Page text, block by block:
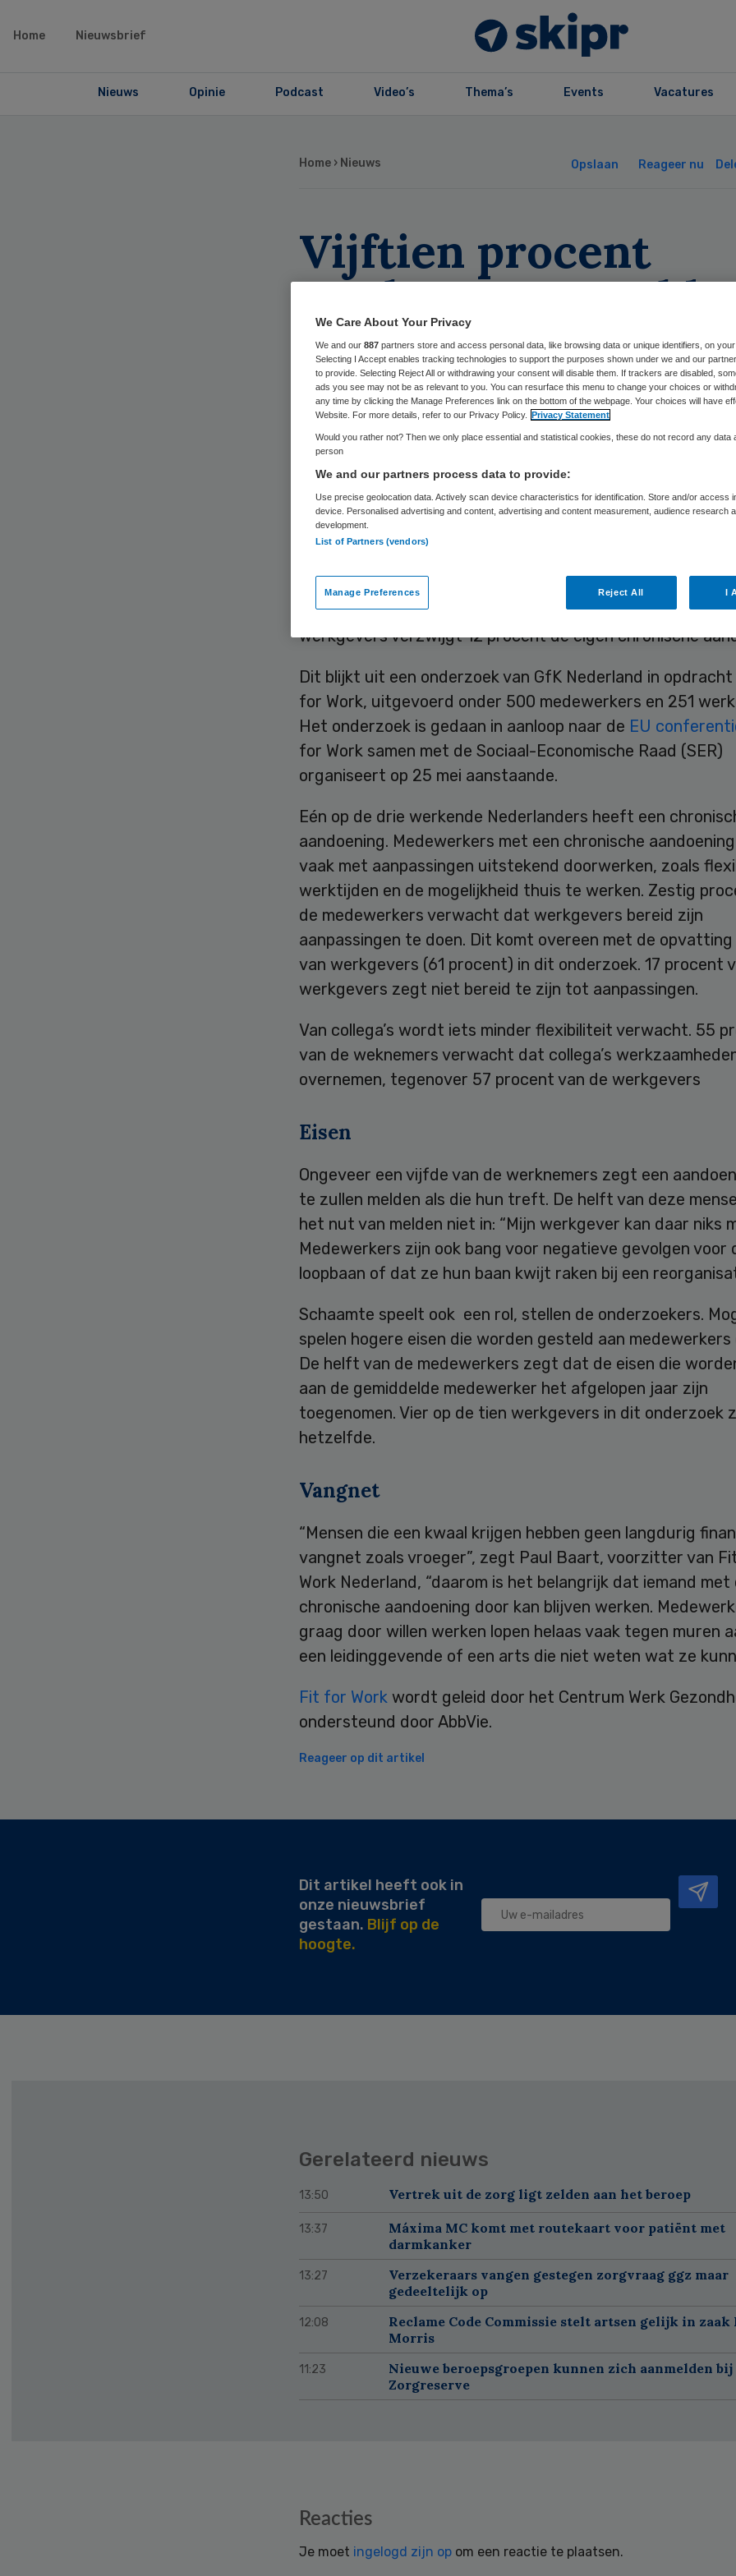
Home Nieuwsbrief
Nieuws Opinie Podcast Video’s Thema’s Events Vacatures
Home › Nieuws Opslaan Reageer nu
Vijftien procent
werknemers meldt
chronische
aandoening niet
Het overgrote deel van de werknemers verwacht dat de
chronische aandoening. Toch heeft nog 15 procent
zijn of haar aandoening niet bij de werkgever gemeld. Van
werkgevers verzwijgt 12 procent de eigen chronische
Dit blijkt uit een onderzoek van GfK Nederland in
for Work, uitgevoerd onder 500 medewerkers en 251
Het onderzoek is gedaan in aanloop naar de EU
for Work samen met de Sociaal-Economische Raad (SER)
organiseert op 25 mei aanstaande.
Eén op de drie werkende Nederlanders heeft een
aandoening. Medewerkers met een chronische
vaak met aanpassingen uitstekend doorwerken, zoals
werktijden en de mogelijkheid thuis te werken. Zestig
de medewerkers verwacht dat werkgevers bereid zijn
aanpassingen te doen. Dit komt overeen met de
van werkgevers (61 procent) in dit onderzoek. 17 procent
werkgevers zegt niet bereid te zijn tot aanpassingen.
Van collega’s wordt iets minder flexibiliteit verwacht. 55
van de weknemers verwacht dat collega’s
overnemen, tegenover 57 procent van de werkgevers
Eisen
Ongeveer een vijfde van de werknemers zegt een
te zullen melden als die hun treft. De helft van deze
het nut van melden niet in: “Mijn werkgever kan daar niks
Medewerkers zijn ook bang voor negatieve gevolgen voor
loopbaan of dat ze hun baan kwijt raken bij een
Schaamte speelt ook een rol, stellen de onderzoekers.
spelen hogere eisen die worden gesteld aan medewerkers
De helft van de medewerkers zegt dat de eisen die
aan de gemiddelde medewerker het afgelopen jaar zijn
toegenomen. Vier op de tien werkgevers in dit onderzoek
hetzelfde.
Vangnet
“Mensen die een kwaal krijgen hebben geen langdurig
vangnet zoals vroeger”, zegt Paul Baart, voorzitter van
Work Nederland, “daarom is het belangrijk dat iemand met
chronische aandoening door kan blijven werken.
graag door willen werken lopen helaas vaak tegen muren
een leidinggevende of een arts die niet weten wat ze
Fit for Work wordt geleid door het Centrum Werk
ondersteund door AbbVie.
Reageer op dit artikel
Dit artikel heeft ook in
onze nieuwsbrief
gestaan. Blijf op de
hoogte.
Gerelateerd nieuws
13:50 Vertrek uit de zorg ligt zelden aan het beroep
13:37
Máxima MC komt met routekaart voor patiënt met
darmkanker
13:27
Verzekeraars vangen gestegen zorgvraag ggz maar
gedeeltelijk op
12:08
Reclame Code Commissie stelt artsen gelijk in
Morris
11:23
Nieuwe beroepsgroepen kunnen zich aanmelden
Zorgreserve
Reacties
Je moet ingelogd zijn op om een reactie te plaatsen.
We Care About Your Privacy
We and our 887 partners store and access personal data, like browsing data or unique identifiers, on your
Selecting I Accept enables tracking technologies to support the purposes shown under we and our
to provide. Selecting Reject All or withdrawing your consent will disable them. If trackers are disabled,
ads you see may not be as relevant to you. You can resurface this menu to change your choices or
any time by clicking the Manage Preferences link on the bottom of the webpage. Your choices will have
Website. For more details, refer to our Privacy Policy. Privacy Statement
Would you rather not? Then we only place essential and statistical cookies, these do not record any data
person
We and our partners process data to provide:
Use precise geolocation data. Actively scan device characteristics for identification. Store and/or access
device. Personalised advertising and content, advertising and content measurement, audience research
development.
List of Partners (vendors)
Manage Preferences Reject All I